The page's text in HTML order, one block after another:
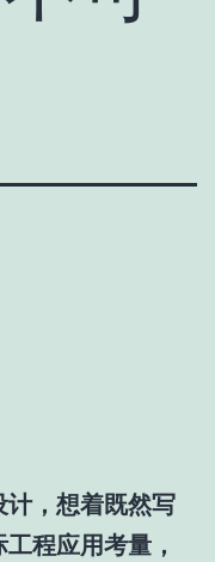
，想着既然写
程应用考量，